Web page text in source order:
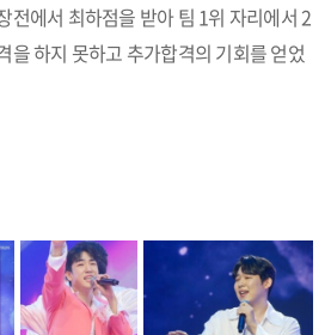
전에서 최하점을 받아 팀 1위 자리에서 2
을 하지 못하고 추가합격의 기회를 얻었